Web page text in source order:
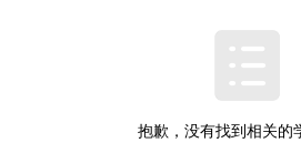
抱歉，没有找到相关的